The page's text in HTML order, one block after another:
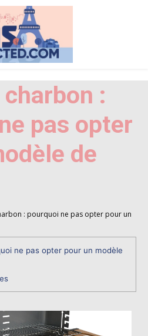
:
pas opter
de
: pourquoi ne pas opter pour un
ne pas opter pour un modèle